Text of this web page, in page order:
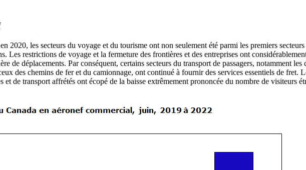
2020, les secteurs du voyage et du tourisme ont non seulement été parmi les premiers
Les restrictions de voyage et la fermeture des frontières et des entreprises ont
de déplacements. Par conséquent, certains secteurs du transport de passagers, notamment
des chemins de fer et du camionnage, ont continué à fournir des services essentiels de fret.
et de transport affrétés ont écopé de la baisse extrêmement prononcée du nombre de visiteurs